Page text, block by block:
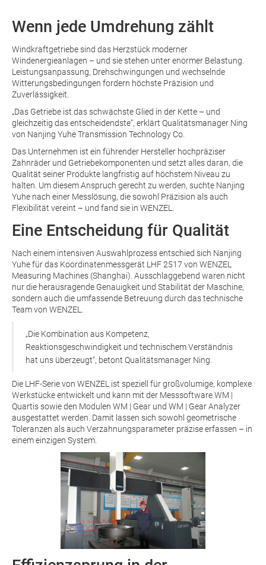
Wenn jede Umdrehung zählt
Windkraftgetriebe sind das Herzstück moderner
Windenergieanlagen – und sie stehen unter enormer Belastung.
Leistungsanpassung, Drehschwingungen und wechselnde
Witterungsbedingungen fordern höchste Präzision und
Zuverlässigkeit.
„Das Getriebe ist das schwächste Glied in der Kette – und
gleichzeitig das entscheidendste“, erklärt Qualitätsmanager Ning
von Nanjing Yuhe Transmission Technology Co.
Das Unternehmen ist ein führender Hersteller hochpräziser
Zahnräder und Getriebekomponenten und setzt alles daran, die
Qualität seiner Produkte langfristig auf höchstem Niveau zu
halten. Um diesem Anspruch gerecht zu werden, suchte Nanjing
Yuhe nach einer Messlösung, die sowohl Präzision als auch
Flexibilität vereint – und fand sie in WENZEL.
Eine Entscheidung für Qualität
Nach einem intensiven Auswahlprozess entschied sich Nanjing
Yuhe für das Koordinatenmessgerät LHF 2517 von WENZEL
Measuring Machines (Shanghai). Ausschlaggebend waren nicht
nur die herausragende Genauigkeit und Stabilität der Maschine,
sondern auch die umfassende Betreuung durch das technische
Team von WENZEL.
„Die Kombination aus Kompetenz,
Reaktionsgeschwindigkeit und technischem Verständnis
hat uns überzeugt“, betont Qualitätsmanager Ning.
Die LHF-Serie von WENZEL ist speziell für großvolumige, komplexe
Werkstücke entwickelt und kann mit der Messsoftware WM |
Quartis sowie den Modulen WM | Gear und WM | Gear Analyzer
ausgestattet werden. Damit lassen sich sowohl geometrische
Toleranzen als auch Verzahnungsparameter präzise erfassen – in
einem einzigen System.